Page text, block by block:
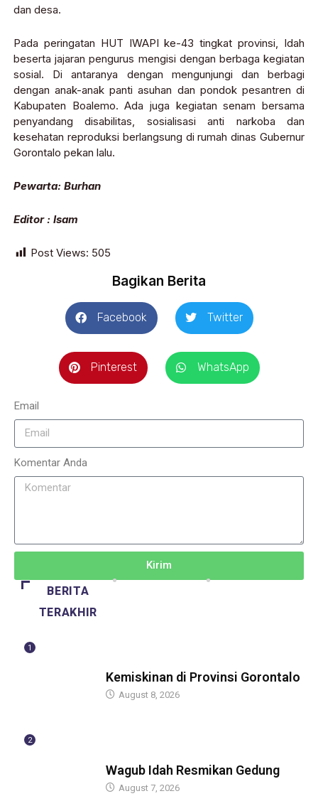
dan desa.
Pada peringatan HUT IWAPI ke-43 tingkat provinsi, Idah
beserta jajaran pengurus mengisi dengan berbaga kegiatan
sosial. Di antaranya dengan mengunjungi dan berbagi
dengan anak-anak panti asuhan dan pondok pesantren di
Kabupaten Boalemo. Ada juga kegiatan senam bersama
penyandang disabilitas, sosialisasi anti narkoba dan
kesehatan reproduksi berlangsung di rumah dinas Gubernur
Gorontalo pekan lalu.
Pewarta: Burhan
Editor : Isam
Post Views: 505
Bagikan Berita
Facebook Twitter
Pinterest WhatsApp
Email
Komentar Anda
Kirim
BERITA
TERAKHIR
1
Kemiskinan di Provinsi Gorontalo
August 8, 2026
2
Wagub Idah Resmikan Gedung
August 7, 2026